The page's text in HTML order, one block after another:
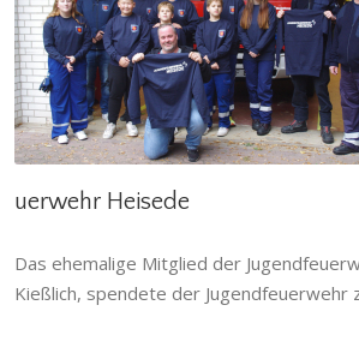
Spende von neuen Pullovern für die
Jugendfeuerwehr Heisede
Heisede,Jugendfeuerwehr
uerwehr Heisede
Das ehemalige Mitglied der
Kießlich, spendete der Jugendfeuerwehr